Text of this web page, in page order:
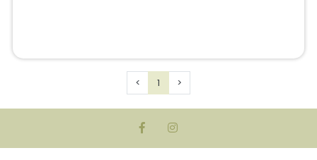
<Previous
1 >Next